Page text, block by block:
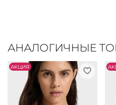
АНАЛОГИЧНЫЕ
АKЦИЯ